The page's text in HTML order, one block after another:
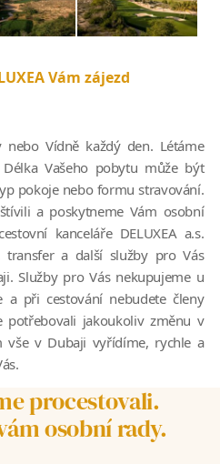
Vám zájezd
Vídně každý den. Létáme
Vašeho pobytu může být
pokoje nebo formu stravování.
a poskytneme Vám osobní
kanceláře DELUXEA a.s.
transfer a další služby pro Vás
Služby pro Vás nekupujeme u
a při cestování nebudete členy
potřebovali jakoukoliv změnu v
vše v Dubaji vyřídíme, rychle a
procestovali.
osobní rady.